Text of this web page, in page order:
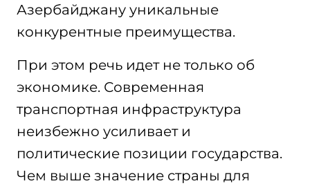
Азербайджану уникальные
конкурентные преимущества.
При этом речь идет не только об
экономике. Современная
транспортная инфраструктура
неизбежно усиливает и
политические позиции государства.
Чем выше значение страны для